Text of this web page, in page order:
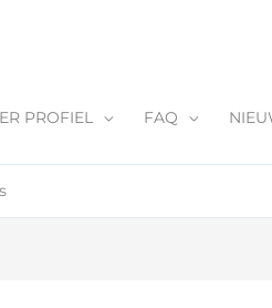
PROFIEL FAQ